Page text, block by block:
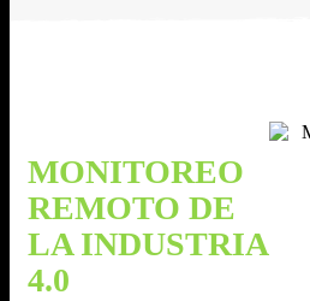
MONITOREO
REMOTO DE
LA INDUSTRIA
4.0